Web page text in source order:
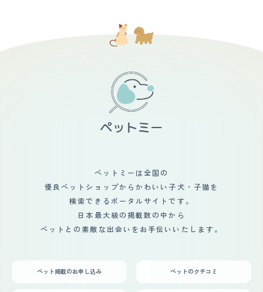
に春と秋の季節の変わり目は大変なことになるので、まめ
に掃除をしなければいけないのはネック。落ち込んで帰宅
と、ツンデレ具合が最高にかわいい。
えます。全身を使って吠えるので、鳴き声は大きいです
が、「ダメ」と言うと、こちらに体を向け鳴くのを止めて
くれます。キンキン高い鳴き声ではなく、低い声で威嚇し
うになり誰にでもお腹を見せるまでに成長出来たことが何
より嬉しい事でした。寂しさからか、壁をかじられたり、
自分のうんちを食べた事もありましたが根気強くしつけを
すると、それらの問題行動も収まっていきました。抜け毛
はかなりありますが、毛が絡まる事はあまりないので、手
入れの楽さもチワワの良さだと思います。愛嬌たっぷりで
うちの子は予想以上にすくすく育ってしまって、現在ぽっ
ちゃり目なことに悩まされています。また涙やけがひど
少しずつ色々試している状況です。 基本健康体なので特
に投薬や検診必須ではないのですが、長生きをしてほしい
ので月1で健康診断へ連れて行っています。 【鳴き声】 全
く吠えないのですが、キューンとは鳴きます。遊んで欲し
い時や長時間待たせてしまった時、朝ごはんの時間になる
と鳴きます。声量は全く大きくないので、特に不快感がな
は、たまたまペットショップを訪れていて、入荷したてで
シャワーを浴びたことにより尋常じゃなく怯えて震えてい
ることに「だ、大丈夫！？」と思って心配でそこから3日
間ペットショップに通ったのがきっかけでした。迎え入れ
前後は、もともといつか犬を飼いたいなあと思っていたの
で、本当に今でよいのか、この子を幸せにできる充分な財
力や時間が私にはあるのかと不安でした。しかしその後、
ペットミーは全国の
優良ペットショップからかわいい子犬・子猫を
検索できるポータルサイトです。
日本最大級の掲載数の中から
ペットとの素敵な出会いをお手伝いいたします。
ペット掲載のお申し込み ペットのクチコミ